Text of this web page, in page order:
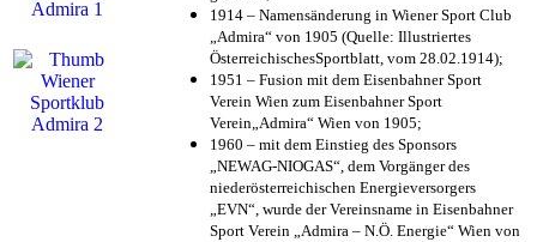
1914 – Namensänderung in Wiener Sport Club
„Admira“ von 1905 (Quelle: Illustriertes
ÖsterreichischesSportblatt, vom 28.02.1914);
1951 – Fusion mit dem Eisenbahner Sport
Verein Wien zum Eisenbahner Sport
Verein„Admira“ Wien von 1905;
1960 – mit dem Einstieg des Sponsors
„NEWAG-NIOGAS“, dem Vorgänger des
niederösterreichischen Energieversorgers
„EVN“, wurde der Vereinsname in Eisenbahner
Sport Verein „Admira – N.Ö. Energie“ Wien von